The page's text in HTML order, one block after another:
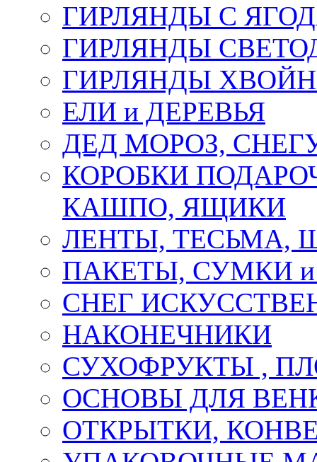
ГИРЛЯНДЫ С
ГИРЛЯНДЫ
ГИРЛЯНДЫ
ЕЛИ и ДЕРЕВЬЯ
ДЕД МОРОЗ,
КОРОБКИ
КАШПО, ЯЩИКИ
ЛЕНТЫ, ТЕСЬМА,
ПАКЕТЫ, СУМКИ
СНЕГ
НАКОНЕЧНИКИ
СУХОФРУКТЫ ,
ОСНОВЫ ДЛЯ
ОТКРЫТКИ,